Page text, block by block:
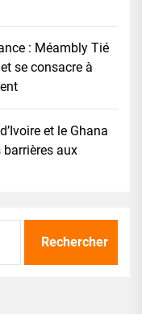
: Méambly Tié
se consacre à
et le Ghana
aux